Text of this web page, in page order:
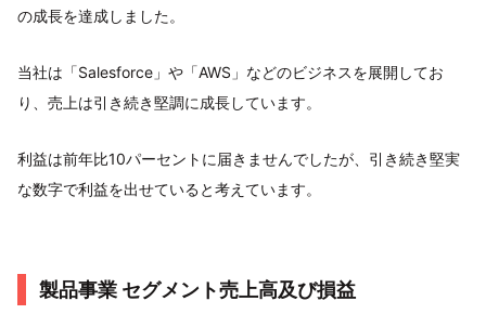
の成長を達成しました。
当社は「Salesforce」や「AWS」などのビジネスを展開してお
り、売上は引き続き堅調に成長しています。
利益は前年比10パーセントに届きませんでしたが、引き続き堅実
な数字で利益を出せていると考えています。
製品事業 セグメント売上高及び損益